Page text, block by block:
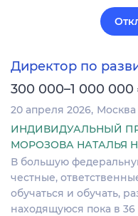
Директор по
300 000–1 000 000
20 апреля 2026 Москва
ИНДИВИДУАЛЬНЫЙ
МОРОЗОВА НАТАЛЬЯ
В большую
честные,
обучаться и обучать,
находящуюся пока в 36